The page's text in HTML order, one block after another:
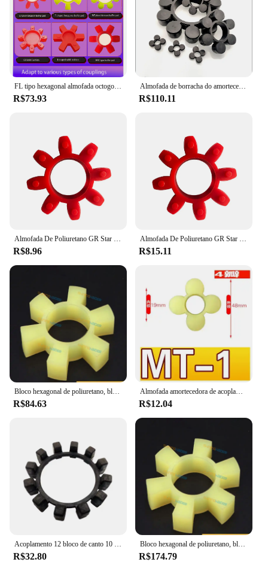
FL tipo hexagonal almofada octogonal, ameixa Blossom Buffer Block, GR pequeno ângulo ameixa Blossom Pad, FL-90, FL-75, 1Pc
R$73.93
Almofada de borracha do amortecedor do anel do poliuretano, acoplamento, bloco elástico, tendão, flor da ameixa, MT e YOX, OD:48-356mm, identificação: 19-215mm
R$110.11
Almofada De Poliuretano GR Star Shaped Ameixa Blossom Acoplamento Buffer, Bloco De Borracha, Oito, Dez Animais De Estimação, 1Pc
R$8.96
Almofada De Poliuretano GR Star Shaped Ameixa Blossom Acoplamento Buffer, Bloco De Borracha, Oito, Dez Animais De Estimação, 1Pc
R$15.11
Bloco hexagonal de poliuretano, bloco elástico em forma de t de acoplamento, resistente a altas temperaturas, bovino, tendão, amamentação elástica, almofada de anel
R$84.63
Almofada amortecedora de acoplamento mt, almofada de flor de ameixa, bloco elástico de borracha, anel de borracha de flor de ameixa de poliuretano, borracha de acoplamento hexagonal
R$12.04
Acoplamento 12 bloco de canto 10 cantos 12 cantos flor de ameixa almofada amortecedora de borracha almofada elástica da roda de amortecimento
R$32.80
Bloco hexagonal de poliuretano, bloco elástico em forma de t de acoplamento, resistente a altas temperaturas, bovino, tendão, amamentação elástica, almofada de anel
R$174.79